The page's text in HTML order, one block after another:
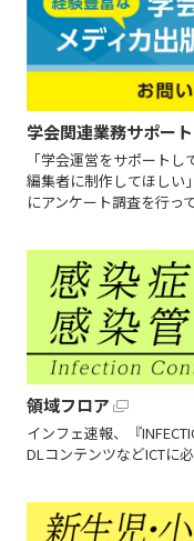
学会関連業務サポート
「学会運営をサポート
編集者に制作してほしい
にアンケート調査を行っ
領域フロア
インフェ速報、『
DLコンテンツなどICTに